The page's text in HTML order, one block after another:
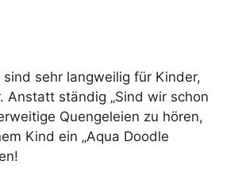
sehr langweilig für Kinder,
Anstatt ständig „Sind wir schon
Quengeleien zu hören,
Kind ein „Aqua Doodle